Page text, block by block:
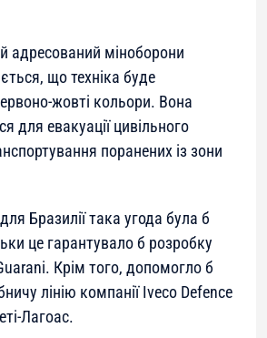
адресований міноборони
що техніка буде
жовті кольори. Вона
для евакуації цивільного
поранених із зони
Бразилії така угода була б
це гарантувало б розробку
Крім того, допомогло б
лінію компанії Iveco Defence
Лагоас.